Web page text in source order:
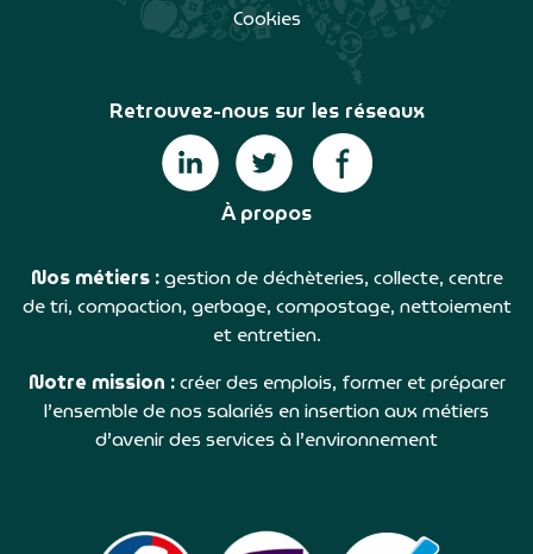
Cookies
Retrouvez-nous sur les réseaux
À propos
Nos métiers :gestion de déchèteries, collecte, centre
de tri, compaction, gerbage, compostage, nettoiement
et entretien.
Notre mission :créer des emplois, former et préparer
l’ensemble de nos salariés en insertion aux métiers
d’avenir des services à l’environnement